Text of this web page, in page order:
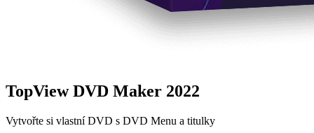
TopView DVD Maker 2022
Vytvořte si vlastní DVD s DVD Menu a titulky